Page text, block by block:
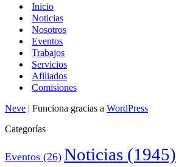
Inicio
Noticias
Nosotros
Eventos
Trabajos
Servicios
Afiliados
Comisiones
Neve | Funciona gracias a WordPress
Categorías
Eventos (26) Noticias (1945)